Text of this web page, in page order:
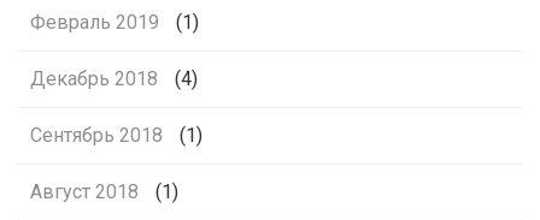
Февраль 2019 (1)
Декабрь 2018 (4)
Сентябрь 2018 (1)
Август 2018 (1)